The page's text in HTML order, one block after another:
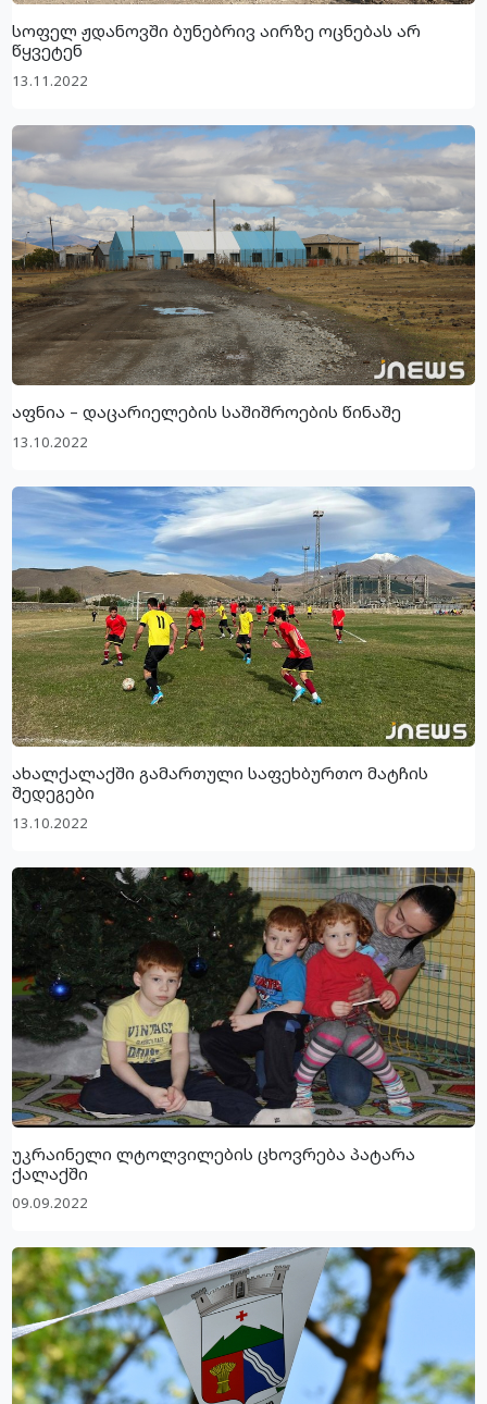
სოფელ ჟდანოვში ბუნებრივ აირზე ოცნებას არ
წყვეტენ
13.11.2022
აფნია – დაცარიელების საშიშროების წინაშე
13.10.2022
ახალქალაქში გამართული საფეხბურთო მატჩის
შედეგები
13.10.2022
უკრაინელი ლტოლვილების ცხოვრება პატარა
ქალაქში
09.09.2022